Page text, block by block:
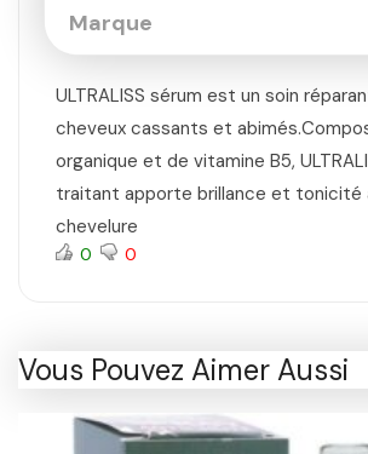
Marque
ULTRALISS sérum est un soin
cheveux cassants et
organique et de vitamine B5,
traitant apporte brillance et tonicité
chevelure
0 0
Vous Pouvez Aimer Aussi